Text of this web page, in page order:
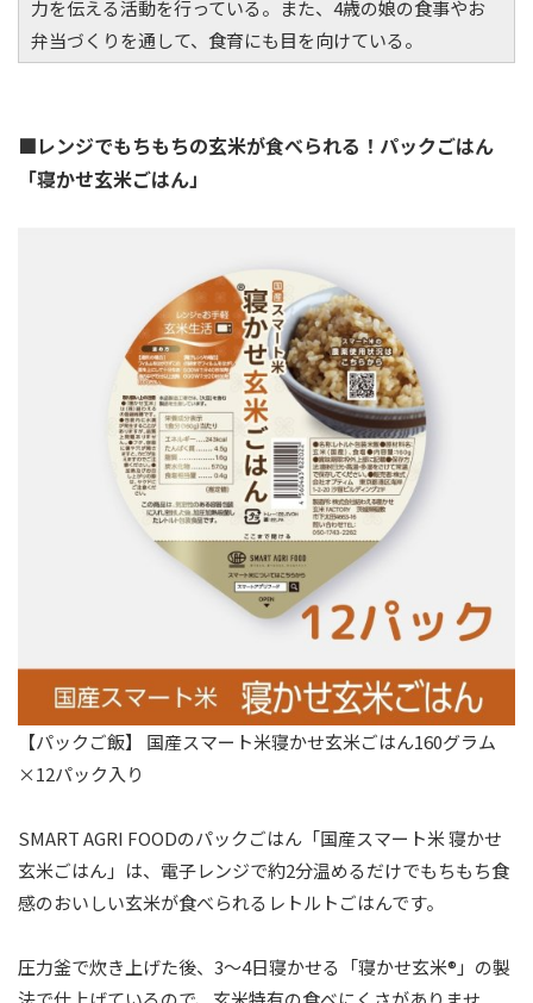
力を伝える活動を行っている。また、4歳の娘の食事やお
弁当づくりを通して、食育にも目を向けている。
■レンジでもちもちの玄米が食べられる！パックごはん
「寝かせ玄米ごはん」
【パックご飯】 国産スマート米寝かせ玄米ごはん160グラム
×12パック入り
SMART AGRI FOODのパックごはん「国産スマート米 寝かせ
玄米ごはん」は、電子レンジで約2分温めるだけでもちもち食
感のおいしい玄米が食べられるレトルトごはんです。
圧力釜で炊き上げた後、3～4日寝かせる「寝かせ玄米®」の製